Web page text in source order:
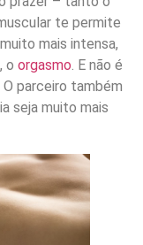
te permite
mais intensa,
o orgasmo. E não é
parceiro também
seja muito mais